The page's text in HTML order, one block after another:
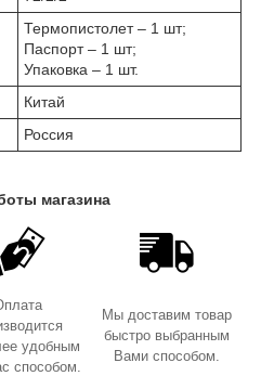
Термопистолет – 1 шт;
Паспорт – 1 шт;
Упаковка – 1 шт.
Китай
Россия
магазина
удобным
способом.
Мы доставим товар
быстро выбранным
Вами способом.